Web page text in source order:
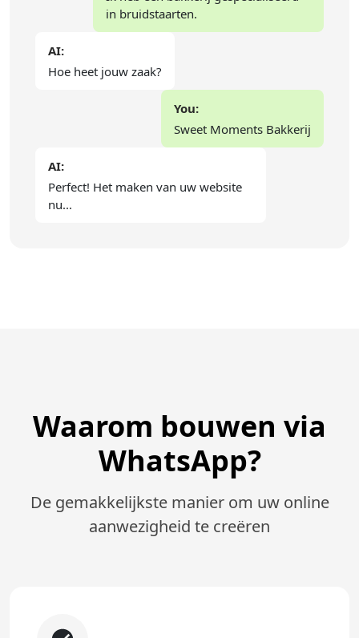
in bruidstaarten.
AI:
Hoe heet jouw zaak?
You:
Sweet Moments Bakkerij
AI:
Perfect! Het maken van uw website
nu...
Waarom bouwen via
WhatsApp?
De gemakkelijkste manier om uw online
aanwezigheid te creëren